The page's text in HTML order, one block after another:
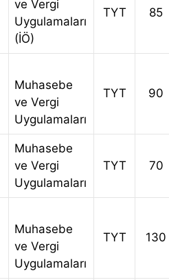
ve Vergi
Uygulamaları
(İÖ)
TYT 85
Muhasebe
ve Vergi
Uygulamaları
TYT 90
Muhasebe
ve Vergi
Uygulamaları
TYT 70
Muhasebe
ve Vergi
Uygulamaları
TYT 130